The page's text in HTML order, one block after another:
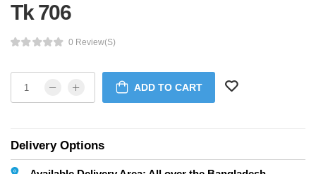
Tk 706
0 Review(s)
ADD TO CART
Delivery Options